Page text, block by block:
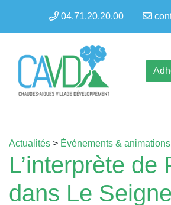
04.71.20.20.00
Actualités > Événements & animations
L’interprète de
dans Le